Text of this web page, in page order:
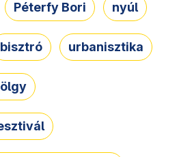
Péterfy Bori nyúl
bisztró urbanisztika